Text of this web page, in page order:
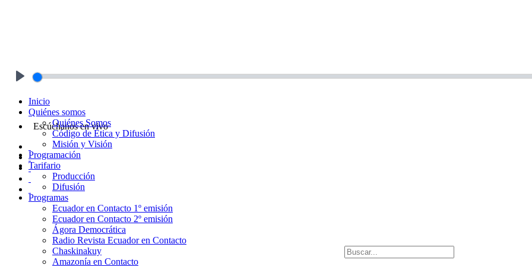
Escúchanos en vivo
Inicio
Quiénes somos
Quiénes Somos
Código de Ética y Difusión
Misión y Visión
Programación
Tarifario
Producción
Difusión
Programas
Ecuador en Contacto 1º emisión
Ecuador en Contacto 2º emisión
Ágora Democrática
Radio Revista Ecuador en Contacto
Chaskinakuy
Amazonía en Contacto